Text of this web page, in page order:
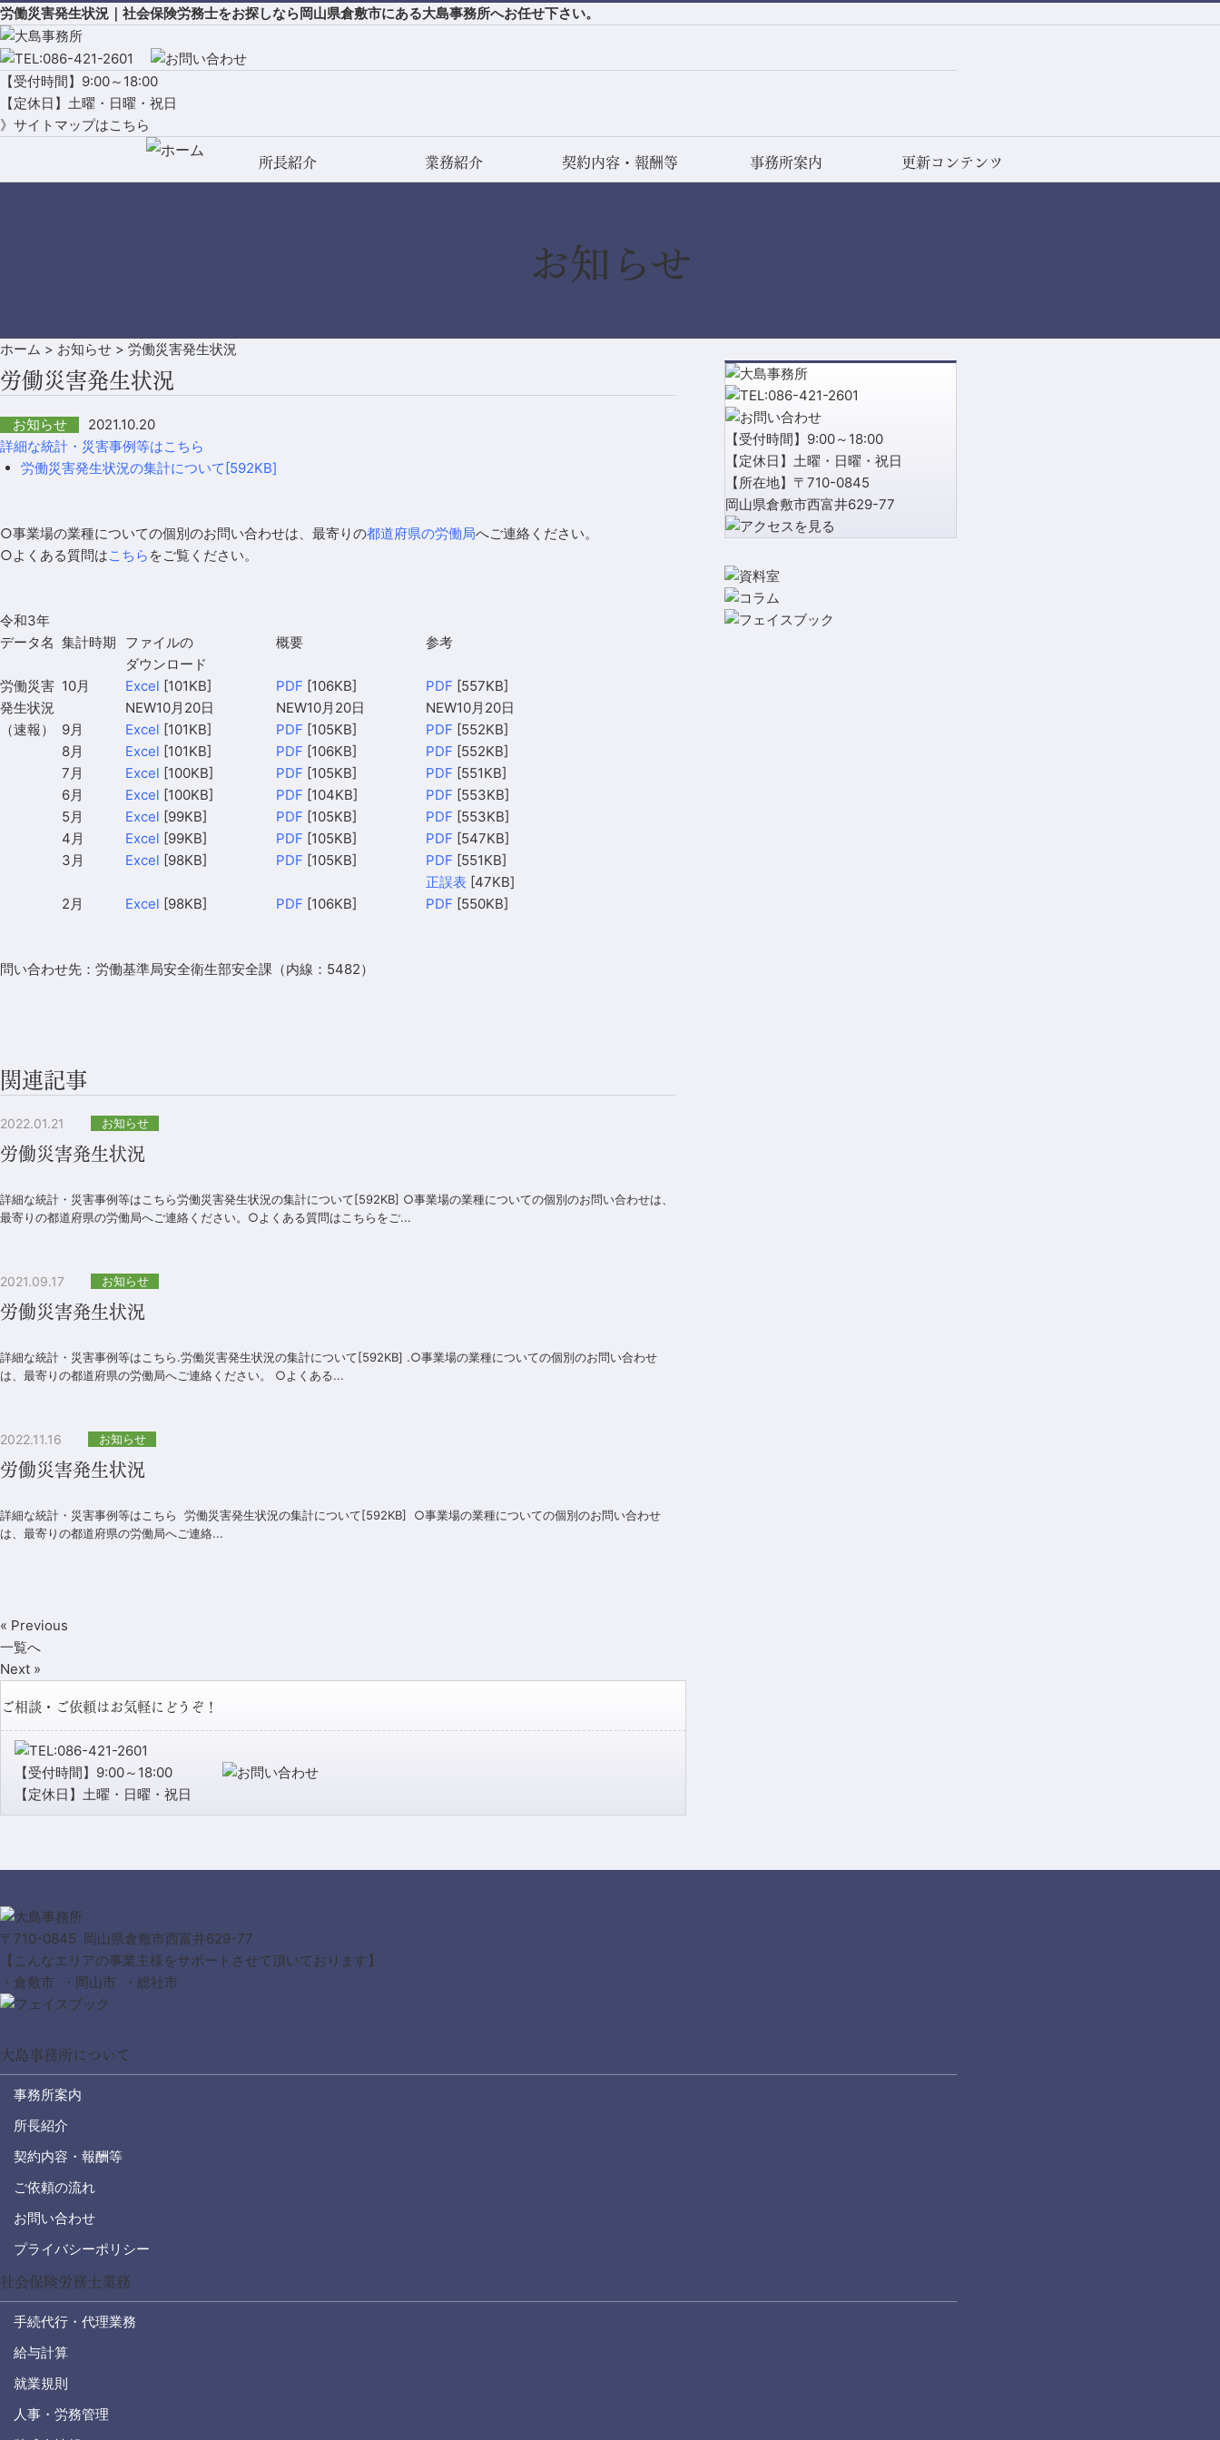
労働災害発生状況｜社会保険労務士をお探しなら岡山県倉敷市にある大島事務所へお任せ下さい。
【受付時間】9:00～18:00
【定休日】土曜・日曜・祝日
》サイトマップはこちら
所長紹介 業務紹介 契約内容・報酬等 事務所案内 更新コンテンツ
お知らせ
ホーム > お知らせ > 労働災害発生状況
労働災害発生状況
お知らせ
2021.10.20
詳細な統計・災害事例等はこちら
労働災害発生状況の集計について[592KB]
○事業場の業種についての個別のお問い合わせは、最寄りの都道府県の労働局へご連絡ください。
○よくある質問はこちら をご覧ください。
令和3年
データ名 集計時期
ファイルの
ダウンロード
概要 参考
労働災害
発生状況
（速報）
10月 Excel [101KB]
NEW10月20日
PDF [106KB]
NEW10月20日
PDF [557KB]
NEW10月20日
9月
Excel [101KB] PDF [105KB] PDF [552KB]
8月
Excel [101KB] PDF [106KB] PDF [552KB]
7月
Excel [100KB] PDF [105KB] PDF [551KB]
6月
Excel [100KB] PDF [104KB] PDF [553KB]
5月
Excel [99KB] PDF [105KB] PDF [553KB]
4月
Excel [99KB] PDF [105KB] PDF [547KB]
3月
Excel [98KB] PDF [105KB] PDF [551KB]
正誤表 [47KB]
2月
Excel [98KB] PDF [106KB] PDF [550KB]
問い合わせ先：労働基準局安全衛生部安全課（内線：5482）
関連記事
2022.01.21 お知らせ
労働災害発生状況
詳細な統計・災害事例等はこちら労働災害発生状況の集計について[592KB] ○事業場の業種についての個別のお問い合わせは、
最寄りの都道府県の労働局へご連絡ください。○よくある質問はこちらをご...
2021.09.17 お知らせ
労働災害発生状況
詳細な統計・災害事例等はこちら.労働災害発生状況の集計について[592KB] .○事業場の業種についての個別のお問い合わせ
は、最寄りの都道府県の労働局へご連絡ください。 ○よくある...
2022.11.16 お知らせ
労働災害発生状況
詳細な統計・災害事例等はこちら 労働災害発生状況の集計について[592KB] ○事業場の業種についての個別のお問い合わせ
は、最寄りの都道府県の労働局へご連絡...
« Previous
一覧へ
Next »
【受付時間】9:00～18:00
【定休日】土曜・日曜・祝日
【所在地】〒710-0845
岡山県倉敷市西富井629-77
ご相談・ご依頼はお気軽にどうぞ！
【受付時間】9:00～18:00
【定休日】土曜・日曜・祝日
〒710-0845 岡山県倉敷市西富井629-77
【こんなエリアの事業主様をサポートさせて頂いております】
・倉敷市 ・岡山市 ・総社市
大島事務所について
事務所案内
所長紹介
契約内容・報酬等
ご依頼の流れ
お問い合わせ
プライバシーポリシー
社会保険労務士業務
手続代行・代理業務
給与計算
就業規則
人事・労務管理